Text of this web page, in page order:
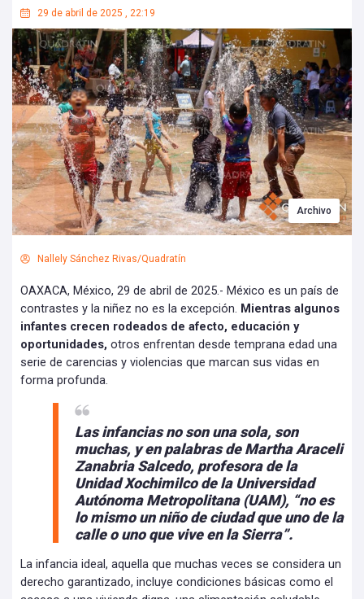
29 de abril de 2025 , 22:19
Archivo
Nallely Sánchez Rivas/Quadratín
OAXACA, México, 29 de abril de 2025.- México es un país de
contrastes y la niñez no es la excepción. Mientras algunos
infantes crecen rodeados de afecto, educación y
oportunidades, otros enfrentan desde temprana edad una
serie de carencias y violencias que marcan sus vidas en
forma profunda.
Las infancias no son una sola, son
muchas, y en palabras de Martha Araceli
Zanabria Salcedo, profesora de la
Unidad Xochimilco de la Universidad
Autónoma Metropolitana (UAM), “no es
lo mismo un niño de ciudad que uno de la
calle o uno que vive en la Sierra”.
La infancia ideal, aquella que muchas veces se considera un
derecho garantizado, incluye condiciones básicas como el